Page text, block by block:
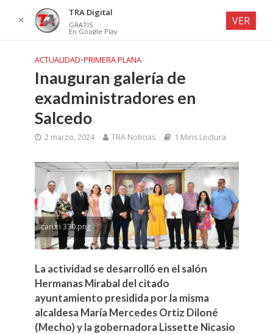
ACTUALIDAD•PRIMERA PLANA
Inauguran galería de
exadministradores en
Salcedo
2 marzo, 2024 TRA Noticias 1 Mins Lectura
caruri 330.png
La actividad se desarrolló en el salón
Hermanas Mirabal del citado
ayuntamiento presidida por la misma
alcaldesa María Mercedes Ortiz Diloné
(Mecho) y la gobernadora Lissette Nicasio
✕
TRA Digital
GRATIS
En Google Play
VER